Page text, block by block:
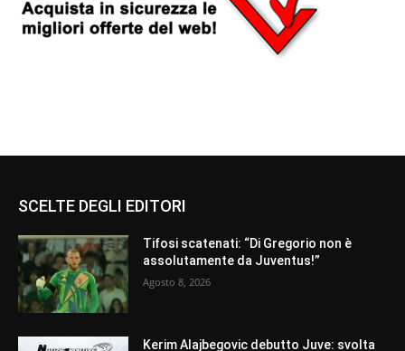
SCELTE DEGLI EDITORI
Tifosi scatenati: “Di Gregorio non è
assolutamente da Juventus!”
Agosto 8, 2026
Kerim Alajbegovic debutto Juve: svolta